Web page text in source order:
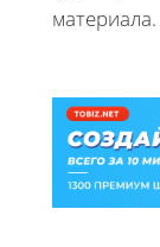
материала.